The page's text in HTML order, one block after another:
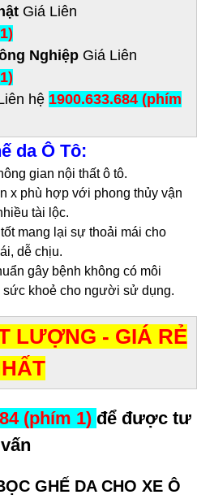
Giá Liên
Nghiệp Giá Liên
hệ 1900.633.684 (phím
da Ô Tô:
gian nội thất ô tô.
x phù hợp với phong thủy vận
tài lộc.
mang lại sự thoải mái cho
dễ chịu.
gây bệnh không có môi
khoẻ cho người sử dụng.
LƯỢNG - GIÁ RẺ
(phím 1) để được tư
vấn
GHẾ DA CHO XE Ô